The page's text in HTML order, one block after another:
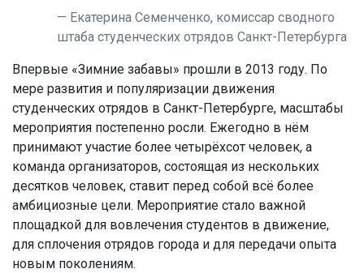
Екатерина Семенченко, комиссар сводного
штаба студенческих отрядов Санкт-Петербурга
Впервые «Зимние забавы» прошли в 2013 году. По
мере развития и популяризации движения
студенческих отрядов в Санкт-Петербурге, масштабы
мероприятия постепенно росли. Ежегодно в нём
принимают участие более четырёхсот человек, а
команда организаторов, состоящая из нескольких
десятков человек, ставит перед собой всё более
амбициозные цели. Мероприятие стало важной
площадкой для вовлечения студентов в движение,
для сплочения отрядов города и для передачи опыта
новым поколениям.